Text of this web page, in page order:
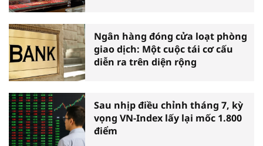
Ngân hàng đóng cửa loạt phòng
giao dịch: Một cuộc tái cơ cấu
diễn ra trên diện rộng
Sau nhịp điều chỉnh tháng 7, kỳ
vọng VN-Index lấy lại mốc 1.800
điểm